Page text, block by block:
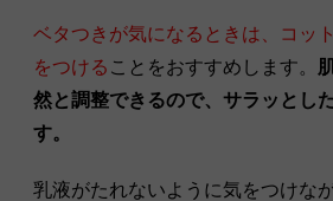
ベタつきが気になるときは、コッ
をつける ことをおすすめします。
然と調整できるので、サラッとし
す。
乳液がたれないように気をつけな